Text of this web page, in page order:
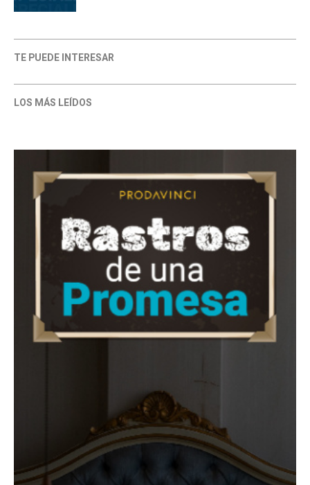
TE PUEDE INTERESAR
LOS MÁS LEÍDOS